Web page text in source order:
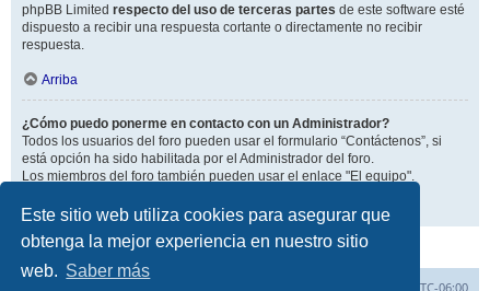
Este sitio web utiliza cookies para asegurar que
obtenga la mejor experiencia en nuestro sitio
web. Saber más
phpBB Limited respecto del uso de terceras partes de este software esté
dispuesto a recibir una respuesta cortante o directamente no recibir
respuesta.
Arriba
¿Cómo puedo ponerme en contacto con un Administrador?
Todos los usuarios del foro pueden usar el formulario “Contáctenos”, si
está opción ha sido habilitada por el Administrador del foro.
Los miembros del foro también pueden usar el enlace "El equipo".
Arriba
UTC-06:00